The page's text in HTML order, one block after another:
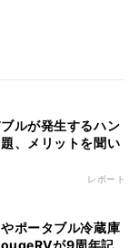
ルが発生するハン
、メリットを聞い
レポート
ポータブル冷蔵庫